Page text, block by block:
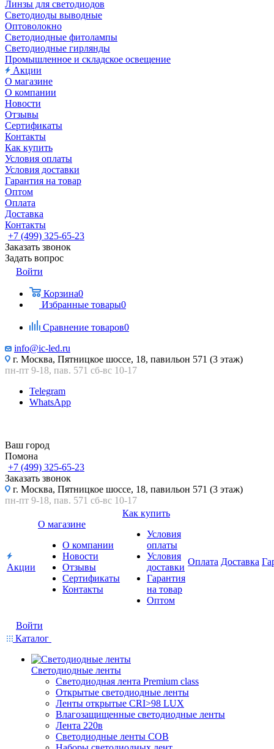
Линзы для светодиодов
Светодиоды выводные
Оптоволокно
Светодиодные фитолампы
Светодиодные гирлянды
Промышленное и складское освещение
Акции
О магазине
О компании
Новости
Отзывы
Сертификаты
Контакты
Как купить
Условия оплаты
Условия доставки
Гарантия на товар
Оптом
Оплата
Доставка
Контакты
+7 (499) 325-65-23
Заказать звонок
Задать вопрос
Войти
Корзина0
Избранные товары0
Сравнение товаров0
info@ic-led.ru
г. Москва, Пятницкое шоссе, 18, павильон 571 (3 этаж)
пн-пт 9-18, пав. 571 сб-вс 10-17
Telegram
WhatsApp
Ваш город
Помона
+7 (499) 325-65-23
Заказать звонок
г. Москва, Пятницкое шоссе, 18, павильон 571 (3 этаж)
пн-пт 9-18, пав. 571 сб-вс 10-17
Акции
О магазине
О компании
Новости
Отзывы
Сертификаты
Контакты
Как купить
Условия
оплаты
Условия
доставки
Гарантия
на товар
Оптом
Оплата Доставка
Войти
Каталог
Светодиодные ленты
Светодиодная лента Premium class
Открытые светодиодные ленты
Ленты открытые CRI>98 LUX
Влагозащищенные светодиодные ленты
Лента 220в
Светодиодные ленты COB